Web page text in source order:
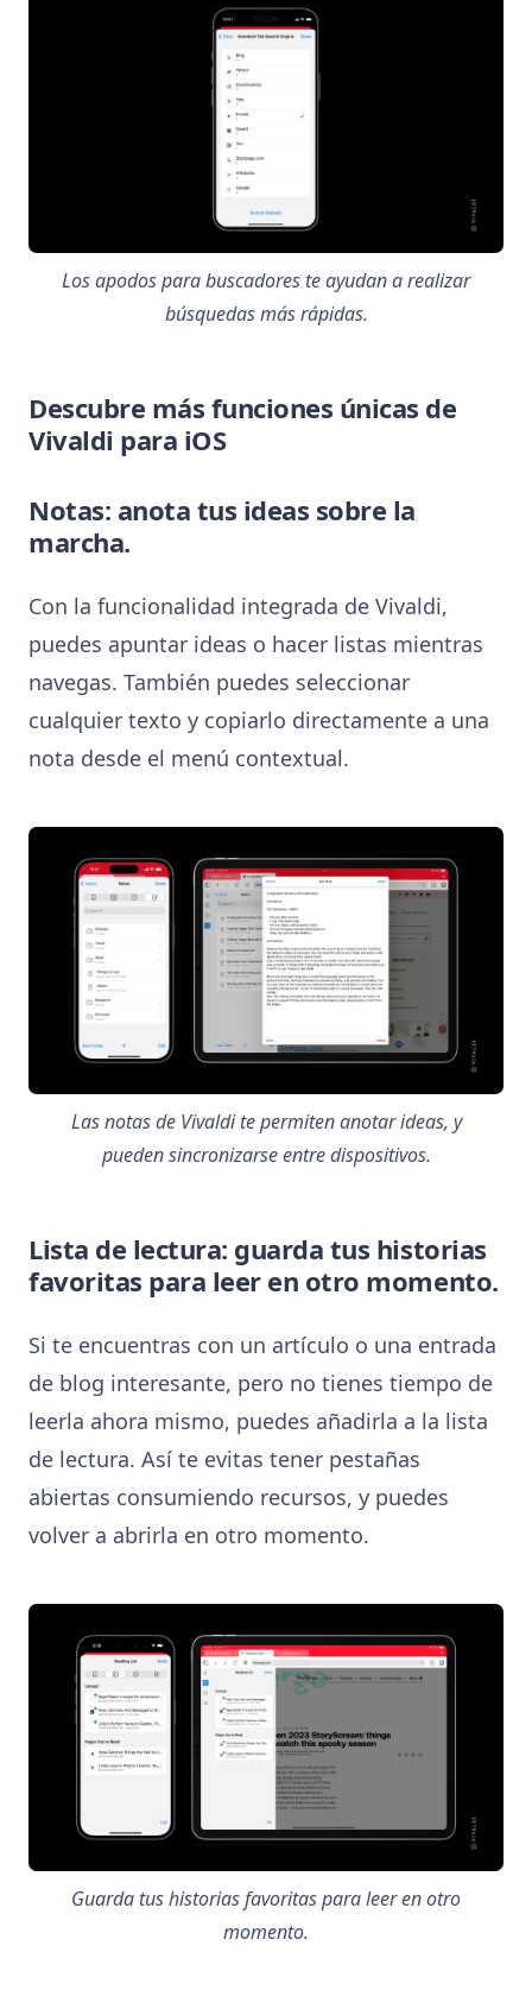
Los apodos para buscadores te ayudan a realizar
búsquedas más rápidas.
Descubre más funciones únicas de
Vivaldi para iOS
Notas: anota tus ideas sobre la
marcha.
Con la funcionalidad integrada de Vivaldi,
puedes apuntar ideas o hacer listas mientras
navegas. También puedes seleccionar
cualquier texto y copiarlo directamente a una
nota desde el menú contextual.
Las notas de Vivaldi te permiten anotar ideas, y
pueden sincronizarse entre dispositivos.
Lista de lectura: guarda tus historias
favoritas para leer en otro momento.
Si te encuentras con un artículo o una entrada
de blog interesante, pero no tienes tiempo de
leerla ahora mismo, puedes añadirla a la lista
de lectura. Así te evitas tener pestañas
abiertas consumiendo recursos, y puedes
volver a abrirla en otro momento.
Guarda tus historias favoritas para leer en otro
momento.